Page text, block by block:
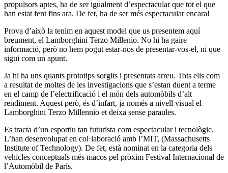
propulsors aptes, ha de ser igualment d’espectacular que tot el que
han estat fent fins ara. De fet, ha de ser més espectacular encara!
Prova d’això la tenim en aquest model que us presentem aquí
breument, el Lamborghini Terzo Millenio. No hi ha gaire
informació, però no hem pogut estar-nos de presentar-vos-el, ni que
sigui com un apunt.
Ja hi ha uns quants prototips sorgits i presentats arreu. Tots ells com
a resultat de moltes de les investigacions que s’estan duent a terme
en el camp de l’electrificació i el món dels automòbils d’alt
rendiment. Aquest però, és d’infart, ja només a nivell visual el
Lamborghini Terzo Millennio et deixa sense paraules.
Es tracta d’un esportiu tan futurista com espectacular i tecnològic.
L’han desenvolupat en col·laboració amb l’MIT, (Massachusetts
Institute of Technology). De fet, està nominat en la categoria dels
vehicles conceptuals més macos pel pròxim Festival Internacional de
l’Automòbil de París.